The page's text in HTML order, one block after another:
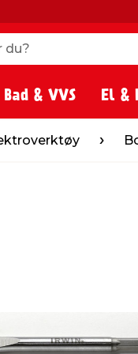
Bad & VVS El &
Bor & bits